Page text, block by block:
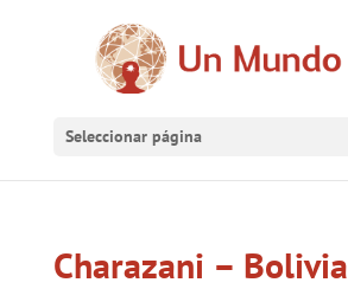
Seleccionar página
Charazani – Bolivia